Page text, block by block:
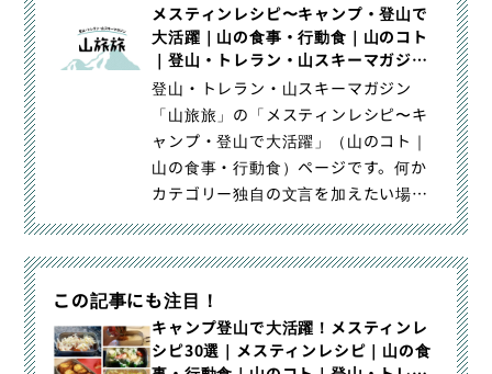
メスティンレシピ〜キャンプ・登山で
大活躍｜山の食事・行動食｜山のコト
｜登山・トレラン・山スキーマガジン
「山旅旅」
登山・トレラン・山スキーマガジン
「山旅旅」の「メスティンレシピ〜キ
ャンプ・登山で大活躍」（山のコト｜
山の食事・行動食）ページです。何か
カテゴリー独自の文言を加えたい場合
はここに記入します。不要な場合は削
は、登山をはじめ、トレイルラン、ス
キー、キャンプなどを楽しむための装
備や知識や、山ごはんのレシピ、山や
登山口、登山に関連する情報を紹介し
この記事にも注目！
キャンプ登山で大活躍！メスティンレ
シピ30選｜メスティンレシピ｜山の食